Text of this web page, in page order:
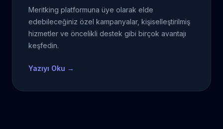
Meritking platformuna üye olarak elde
edebileceğiniz özel kampanyalar, kişiselleştirilmiş
hizmetler ve öncelikli destek gibi birçok avantajı
keşfedin.
Yazıyı Oku →